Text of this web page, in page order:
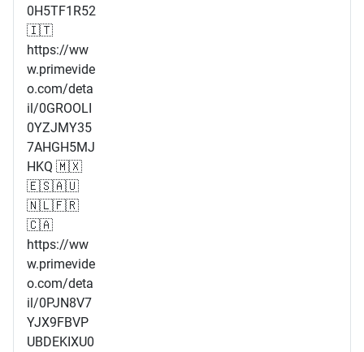
0H5TF1R52
🇮🇹
https://ww
w.primevide
o.com/deta
il/0GROOLI
0YZJMY35
7AHGH5MJ
HKQ 🇲🇽
🇪🇸🇦🇺
🇳🇱🇫🇷
🇨🇦
https://ww
w.primevide
o.com/deta
il/0PJN8V7
YJX9FBVP
UBDEKIXU0